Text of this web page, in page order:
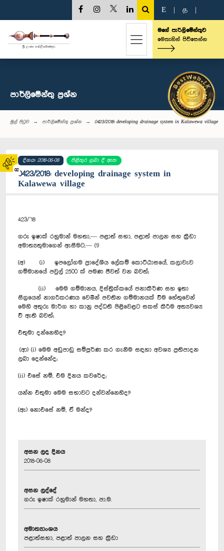
02
E த
මගේ පාර්ලිමේන්තුව
මෙතැනින් පිවිසෙන්න
පාර්ලි‌මේන්තු‌ ප්‍රශ්න
මුල් පිටුව පාර්ලි‌මේන්තු‌ ප්‍රශ්න 0423/2018: developing drainage system in Kalawewa village
දිනය: 2018-06-08 පිළිතුර ලබා දී ඇත
0423/2018: developing drainage system in
Kalawewa village
423/’18
ගරු ඉෂාක් රහුමාන් මහතා,— පළාත් සභා, පළාත් පාලන සහ ක්‍රීඩා
අමාත්‍යතුමාගෙන් ඇසීමට,— (1)
(අ) (i) ඉ‍පලෝගම ප්‍රාදේශීය ලේකම් කොට්ඨාසයේ, කලාවැව
ගම්මානයේ පවුල් 2500 ක් පමණ ජීවත් වන බවත්;
(ii) මෙම ගම්මානය, දිස්ත්‍රික්කයේ ජනාකීර්ණ සහ ඉතා
සීග්‍රයෙන් නාගරීකරණය වෙමින් පවතින ගම්මානයක් වීම හේතුවෙන්
මෙහි අතුරු මාර්ග හා කානු පද්ධති පිළිවෙළට සකස් කිරීම අත්‍යවශ්‍ය
වී ඇති බවත්;
එතුමා දන්නෙහිද?
(ආ) (i) මෙම අඩුපාඩු සම්පූර්ණ කර ගැනීම සඳහා අවශ්‍ය ප්‍රතිපාදන
ලබා දෙන්නේද;
(ii) එසේ නම්, එම දිනය කවරේද;
යන්න එතුමා මෙම සභාවට දන්වන්නෙහිද?
(ඇ) නොඑසේ නම්, ඒ මන්ද?
අසන ලද දිනය
2018-06-08
අසන ලද්දේ
ගරු ඉෂාක් රහුමාන් මහතා, පා.ම.
අමාත්‍යාංශය
පළාත්සභා, පළාත් පාලන සහ ක්‍රීඩා